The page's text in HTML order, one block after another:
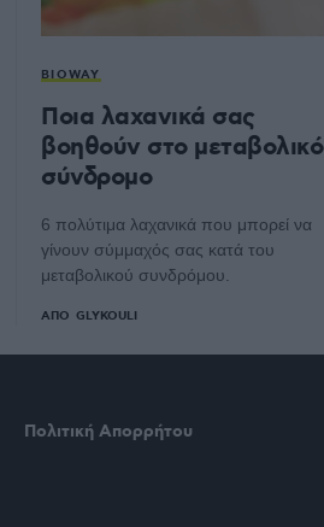
BIOWAY
Ποια λαχανικά σας
βοηθούν στο μεταβολικό
σύνδρομο
6 πολύτιμα λαχανικά που μπορεί να
γίνουν σύμμαχός σας κατά του
μεταβολικού συνδρόμου.
ΑΠΌ GLYKOULI
Πολιτική Απορρήτου